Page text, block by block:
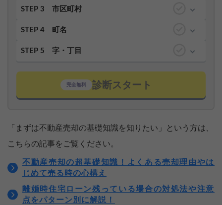
STEP 3 市区町村
STEP 4 町名
STEP 5 字・丁目
完全無料 診断スタート
「まずは不動産売却の基礎知識を知りたい」という方は、
こちらの記事をご覧ください。
不動産売却の超基礎知識！よくある売却理由やは
じめて売る時の心構え
離婚時住宅ローン残っている場合の対処法や注意
点をパターン別に解説！